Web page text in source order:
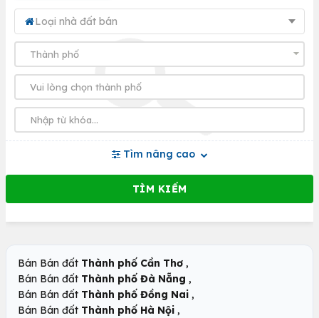
Loại nhà đất bán
Tìm nâng cao
Bán Bán đất Thành phố Cần Thơ ,
Bán Bán đất Thành phố Đà Nẵng ,
Bán Bán đất Thành phố Đồng Nai ,
Bán Bán đất Thành phố Hà Nội ,